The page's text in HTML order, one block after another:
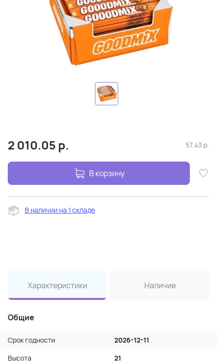
2 010.05 р. 57.43 р.
В корзину
В наличии на 1 складе
Характеристики Наличие
Общие
Срок годности
2026-12-11
Высота
21